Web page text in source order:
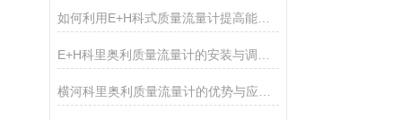
如何利用E+H科式质量流量计提高能源管理效率？